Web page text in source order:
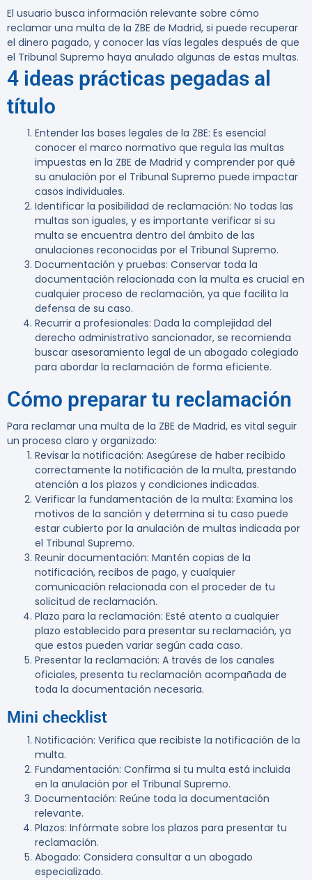
El usuario busca información relevante sobre cómo
reclamar una multa de la ZBE de Madrid, si puede recuperar
el dinero pagado, y conocer las vías legales después de que
el Tribunal Supremo haya anulado algunas de estas multas.
4 ideas prácticas pegadas al
título
Entender las bases legales de la ZBE: Es esencial
conocer el marco normativo que regula las multas
impuestas en la ZBE de Madrid y comprender por qué
su anulación por el Tribunal Supremo puede impactar
casos individuales.
Identificar la posibilidad de reclamación: No todas las
multas son iguales, y es importante verificar si su
multa se encuentra dentro del ámbito de las
anulaciones reconocidas por el Tribunal Supremo.
Documentación y pruebas: Conservar toda la
documentación relacionada con la multa es crucial en
cualquier proceso de reclamación, ya que facilita la
defensa de su caso.
Recurrir a profesionales: Dada la complejidad del
derecho administrativo sancionador, se recomienda
buscar asesoramiento legal de un abogado colegiado
para abordar la reclamación de forma eficiente.
Cómo preparar tu reclamación
Para reclamar una multa de la ZBE de Madrid, es vital seguir
un proceso claro y organizado:
Revisar la notificación: Asegúrese de haber recibido
correctamente la notificación de la multa, prestando
atención a los plazos y condiciones indicadas.
Verificar la fundamentación de la multa: Examina los
motivos de la sanción y determina si tu caso puede
estar cubierto por la anulación de multas indicada por
el Tribunal Supremo.
Reunir documentación: Mantén copias de la
notificación, recibos de pago, y cualquier
comunicación relacionada con el proceder de tu
solicitud de reclamación.
Plazo para la reclamación: Esté atento a cualquier
plazo establecido para presentar su reclamación, ya
que estos pueden variar según cada caso.
Presentar la reclamación: A través de los canales
oficiales, presenta tu reclamación acompañada de
toda la documentación necesaria.
Mini checklist
Notificación: Verifica que recibiste la notificación de la
multa.
Fundamentación: Confirma si tu multa está incluida
en la anulación por el Tribunal Supremo.
Documentación: Reúne toda la documentación
relevante.
Plazos: Infórmate sobre los plazos para presentar tu
reclamación.
Abogado: Considera consultar a un abogado
especializado.